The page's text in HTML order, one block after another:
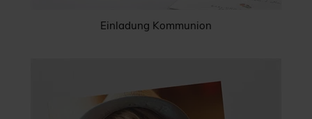
Einladung Kommunion